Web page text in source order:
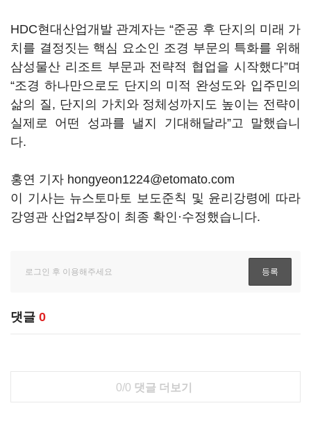
HDC현대산업개발 관계자는 “준공 후 단지의 미래 가
치를 결정짓는 핵심 요소인 조경 부문의 특화를 위해
삼성물산 리조트 부문과 전략적 협업을 시작했다”며
“조경 하나만으로도 단지의 미적 완성도와 입주민의
삶의 질, 단지의 가치와 정체성까지도 높이는 전략이
실제로 어떤 성과를 낼지 기대해달라”고 말했습니
다.
홍연 기자 hongyeon1224@etomato.com
이 기사는 뉴스토마토 보도준칙 및 윤리강령에 따라
강영관 산업2부장이 최종 확인·수정했습니다.
댓글 0
0/0 댓글 더보기